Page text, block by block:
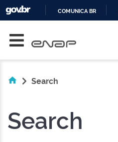
COMUNICA BR
Search
Search